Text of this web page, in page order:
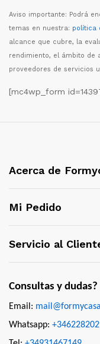
Aviso importante: Podrá
temas en nuestra: política
alcance que cubre, la
rendimiento, el ámbito de
proveedores de servicios
[mc4wp_form
Acerca de
Mi Pedido
Servicio al
Consultas y dudas?
Email:
Whatsapp: